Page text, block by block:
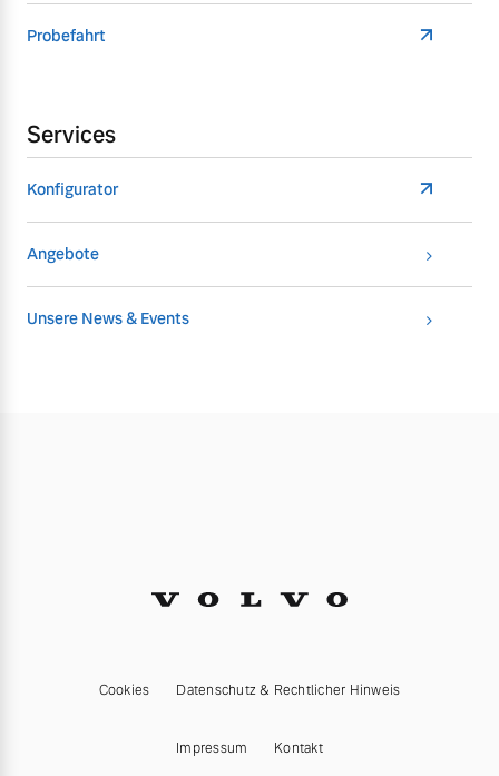
Probefahrt
Services
Konfigurator
Angebote
Unsere News & Events
Cookies Datenschutz & Rechtlicher Hinweis
Impressum Kontakt